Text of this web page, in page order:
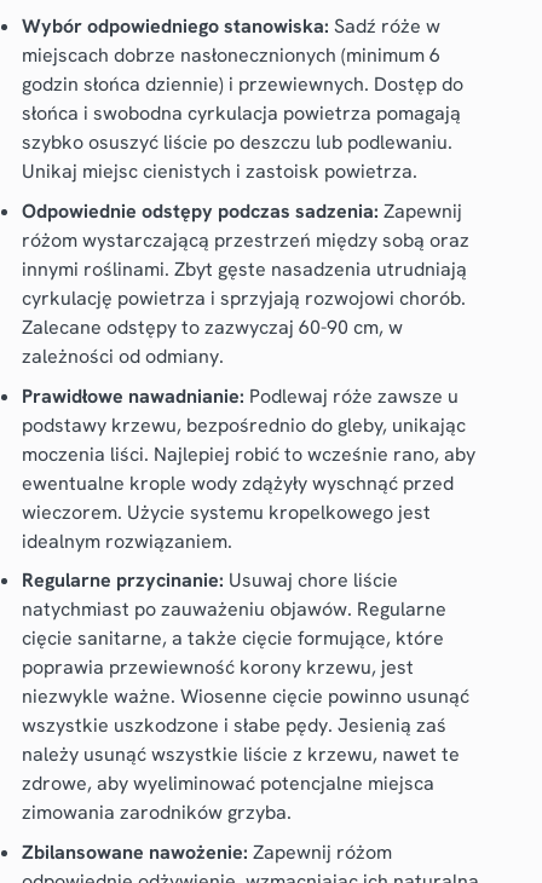
Wybór odpowiedniego stanowiska: Sadź róże w
miejscach dobrze nasłonecznionych (minimum 6
godzin słońca dziennie) i przewiewnych. Dostęp do
słońca i swobodna cyrkulacja powietrza pomagają
szybko osuszyć liście po deszczu lub podlewaniu.
Unikaj miejsc cienistych i zastoisk powietrza.
Odpowiednie odstępy podczas sadzenia: Zapewnij
różom wystarczającą przestrzeń między sobą oraz
innymi roślinami. Zbyt gęste nasadzenia utrudniają
cyrkulację powietrza i sprzyjają rozwojowi chorób.
Zalecane odstępy to zazwyczaj 60-90 cm, w
zależności od odmiany.
Prawidłowe nawadnianie: Podlewaj róże zawsze u
podstawy krzewu, bezpośrednio do gleby, unikając
moczenia liści. Najlepiej robić to wcześnie rano, aby
ewentualne krople wody zdążyły wyschnąć przed
wieczorem. Użycie systemu kropelkowego jest
idealnym rozwiązaniem.
Regularne przycinanie: Usuwaj chore liście
natychmiast po zauważeniu objawów. Regularne
cięcie sanitarne, a także cięcie formujące, które
poprawia przewiewność korony krzewu, jest
niezwykle ważne. Wiosenne cięcie powinno usunąć
wszystkie uszkodzone i słabe pędy. Jesienią zaś
należy usunąć wszystkie liście z krzewu, nawet te
zdrowe, aby wyeliminować potencjalne miejsca
zimowania zarodników grzyba.
Zbilansowane nawożenie: Zapewnij różom